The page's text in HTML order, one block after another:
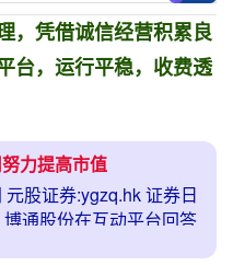
，凭借诚信经营积累良
台，运行平稳，收费透
力提高市值
股证券:ygzq.hk 证券日
通股份在互动平台回答